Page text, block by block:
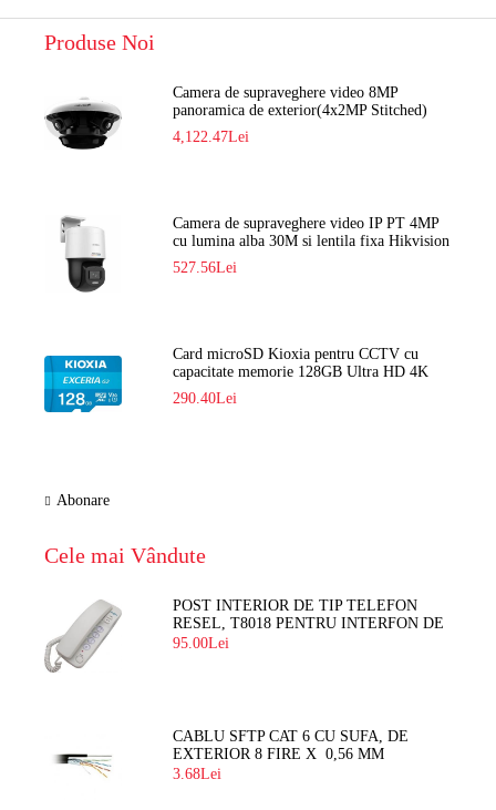
Produse Noi
Camera de supraveghere video 8MP
panoramica de exterior(4x2MP Stitched)
Navaio NGC-7482PR
4,122.47Lei
Camera de supraveghere video IP PT 4MP
cu lumina alba 30M si lentila fixa Hikvision
DS-2DE2C400SCG-E F1
527.56Lei
Card microSD Kioxia pentru CCTV cu
capacitate memorie 128GB Ultra HD 4K
LMEX2L128GG2
290.40Lei
Abonare
Cele mai Vândute
POST INTERIOR DE TIP TELEFON
RESEL, T8018 PENTRU INTERFON DE
BLOC
95.00Lei
CABLU SFTP CAT 6 CU SUFA, DE
EXTERIOR 8 FIRE X 0,56 MM
3.68Lei